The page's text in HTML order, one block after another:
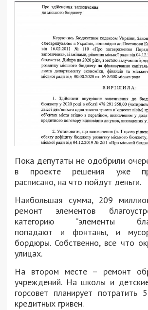
Пока депутаты не одобрили
в проекте решения уже
расписано, на что пойдут деньги.
Наибольшая сумма, 209
ремонт элементов
категорию “элементы
попадают и фонтаны, и
бордюры. Собственно, все что
улицах.
На втором месте – ремонт
учреждений. На школы и
горсовет планирует потратить
кредитных гривен.